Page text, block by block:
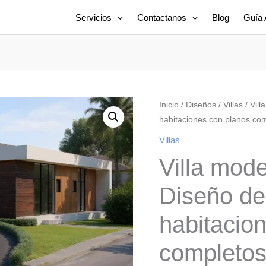
Servicios Contactanos Blog Guía
Inicio / Diseños /Villas /
habitaciones con planos
Villas
Villa
Diseño
completos